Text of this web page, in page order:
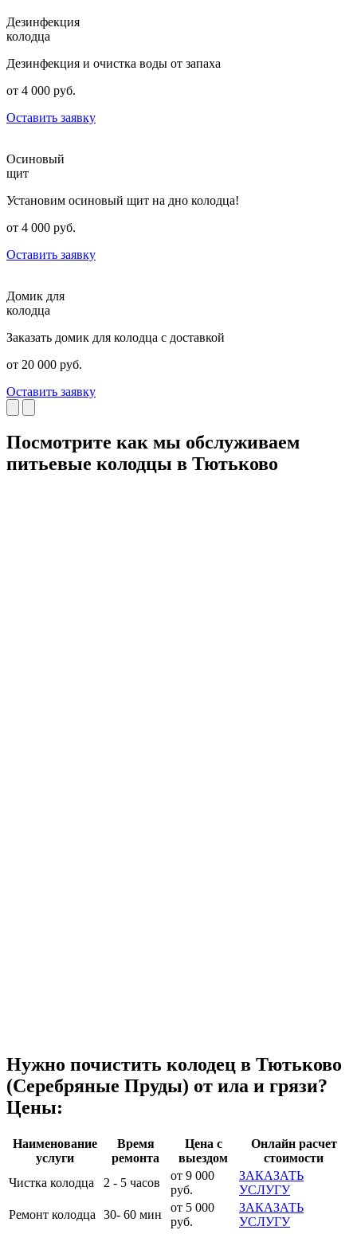
Дезинфекция
колодца
Дезинфекция и очистка воды от запаха
от 4 000 руб.
Оставить заявку
Осиновый
щит
Установим осиновый щит на дно колодца!
от 4 000 руб.
Оставить заявку
Домик для
колодца
Заказать домик для колодца с доставкой
от 20 000 руб.
Оставить заявку
Посмотрите как мы обслуживаем
питьевые колодцы в Тютьково
Нужно почистить колодец в Тютьково
(Серебряные Пруды) от ила и грязи?
Цены:
Наименование
услуги
Время
ремонта
Цена с
выездом
Онлайн расчет
стоимости
Чистка колодца
2 - 5 часов
от 9 000
руб.
ЗАКАЗАТЬ
УСЛУГУ
Ремонт колодца
30- 60 мин
от 5 000
руб.
ЗАКАЗАТЬ
УСЛУГУ